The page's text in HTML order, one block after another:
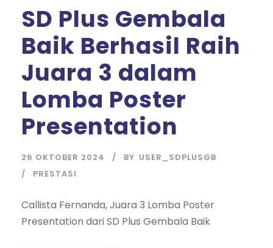
SD Plus Gembala
Baik Berhasil Raih
Juara 3 dalam
Lomba Poster
Presentation
26 OKTOBER 2024 BY USER_SDPLUSGB
PRESTASI
Callista Fernanda, Juara 3 Lomba Poster
Presentation dari SD Plus Gembala Baik